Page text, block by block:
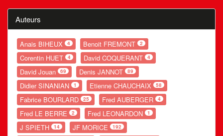
Auteurs
Anais BIHEUX 4 Benoit FREMONT 2
Corentin HUET 4 David COQUERANT 4
David Jouan 69 Denis JANNOT 89
Didier SINANIAN 1 Etienne CHAUCHAIX 58
Fabrice BOURLARD 25 Fred AUBERGER 4
Fred LE BERRE 2 Fred LEONARDON 1
J SPIETH 14 JF MORICE 192